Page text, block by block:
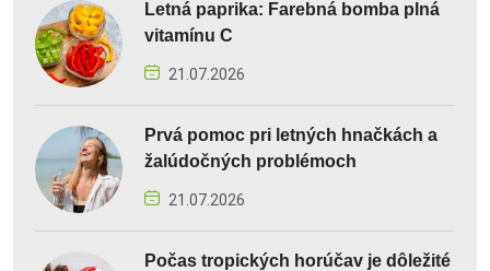
Letná paprika: Farebná bomba plná
vitamínu C
21.07.2026
Prvá pomoc pri letných hnačkách a
žalúdočných problémoch
21.07.2026
Počas tropických horúčav je dôležité